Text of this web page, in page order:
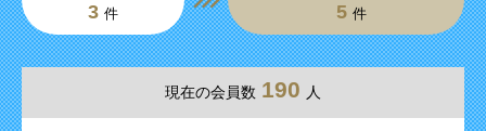
3 件 5 件
現在の会員数 190 人